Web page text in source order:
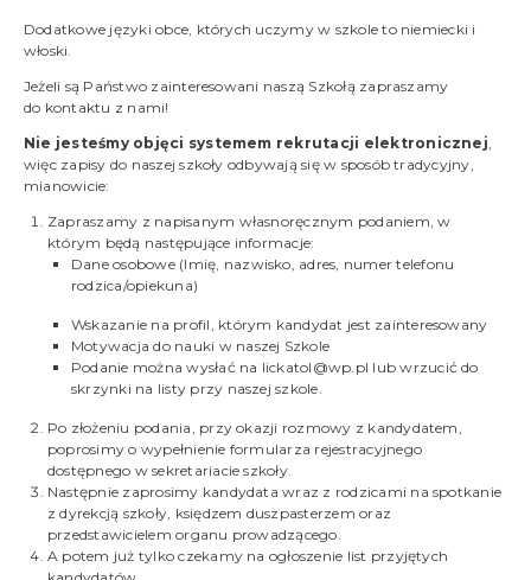
Dodatkowe języki obce, których uczymy w szkole to niemiecki i
włoski.
Jeżeli są Państwo zainteresowani naszą Szkołą zapraszamy
do kontaktu z nami!
Nie jesteśmy objęci systemem rekrutacji elektronicznej
więc zapisy do naszej szkoły odbywają się w sposób tradycyjny,
mianowicie:
Zapraszamy z napisanym własnoręcznym podaniem, w
którym będą następujące informacje:
Dane osobowe (Imię, nazwisko, adres, numer telefonu
rodzica/opiekuna)
Wskazanie na profil, którym kandydat jest zainteresowany
Motywacja do nauki w naszej Szkole
Podanie można wysłać na lickatol@wp.pl lub wrzucić do
skrzynki na listy przy naszej szkole.
Po złożeniu podania, przy okazji rozmowy z kandydatem,
poprosimy o wypełnienie formularza rejestracyjnego
dostępnego w sekretariacie szkoły.
Następnie zaprosimy kandydata wraz z rodzicami na spotkanie
z dyrekcją szkoły, księdzem duszpasterzem oraz
przedstawicielem organu prowadzącego.
A potem już tylko czekamy na ogłoszenie list przyjętych